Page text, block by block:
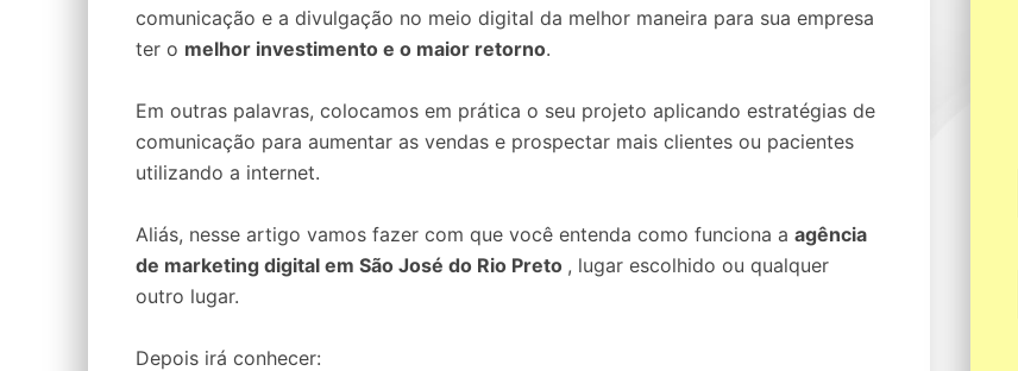
comunicação e a divulgação no meio digital da melhor maneira para sua empresa
ter o melhor investimento e o maior retorno.
Em outras palavras, colocamos em prática o seu projeto aplicando estratégias de
comunicação para aumentar as vendas e prospectar mais clientes ou pacientes
utilizando a internet.
Aliás, nesse artigo vamos fazer com que você entenda como funciona a agência
de marketing digital em São José do Rio Preto , lugar escolhido ou qualquer
outro lugar.
Depois irá conhecer: